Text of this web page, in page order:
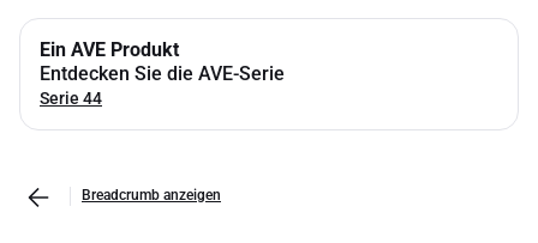
Ein AVE Produkt
Entdecken Sie die AVE-Serie
Serie 44
Breadcrumb anzeigen